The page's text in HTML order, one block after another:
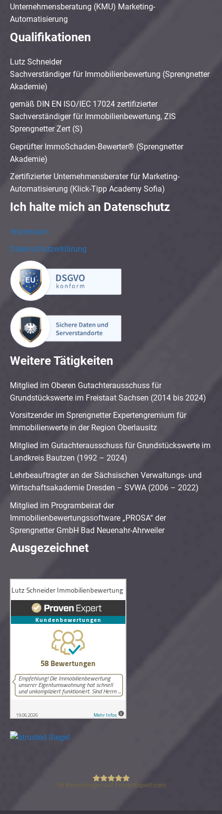
Unternehmensberatung (KMU) Marketing-
Automatisierung
Qualifikationen
Lutz Schneider
Sachverständiger für Immobilienbewertung (Sprengnetter
Akademie)
gemäß DIN EN ISO/IEC 17024 zertifizierter
Sachverständiger für Immobilienbewertung, ZIS
Sprengnetter Zert (S)
Geprüfter ImmoSchaden-Bewerter® (Sprengnetter
Akademie)
Zertifizierter Unternehmensberater für Marketing-
Automatisierung (Klick-Tipp Academy Sofia)
Ich halte mich an Datenschutz
Impressum
Datenschutzerklärung
Weitere Tätigkeiten
Mitglied im Oberen Gutachterausschuss für
Grundstückswerte im Freistaat Sachsen (2014 bis 2024)
Vorsitzender im Sprengnetter Expertengremium für
Immobilienwerte in der Region Oberlausitz
Mitglied im Gutachterausschuss für Grundstückswerte im
Landkreis Bautzen (1992 – 2024)
Lehrbeauftragter an der Sächsischen Verwaltungs- und
Wirtschaftsakademie Dresden – SVWA (2006 – 2022)
Mitglied im Programbeirat der
Immobilienbewertungssoftware „PROSA“ der
Sprengnetter GmbH Bad Neuenahr-Ahrweiler
Ausgezeichnet
Lutz Schneider Immobilienbewertung
58 Bewertungen auf ProvenExpert.com